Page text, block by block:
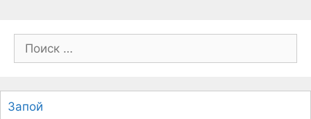
о
с
к
Запой